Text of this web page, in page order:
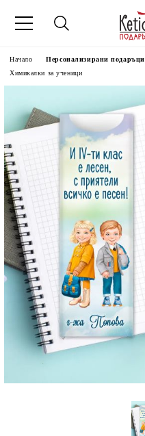
Начало Персонализирани подаръци
Химикалки за ученици